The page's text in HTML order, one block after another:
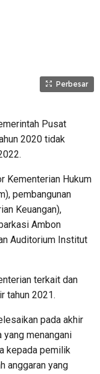
Perbesar
Pusat
2020 tidak
Kementerian Hukum
pembangunan
Keuangan),
Ambon
Auditorium Institut
terkait dan
tahun 2021.
pada akhir
yang menangani
kepada pemilik
anggaran yang